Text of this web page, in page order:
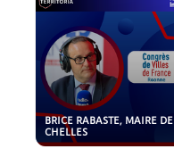
BRICE RABASTE, MAIRE DE
CHELLES